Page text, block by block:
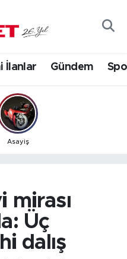
İlanlar Gündem
Asayiş
mirası
Üç
dalış
Haritası